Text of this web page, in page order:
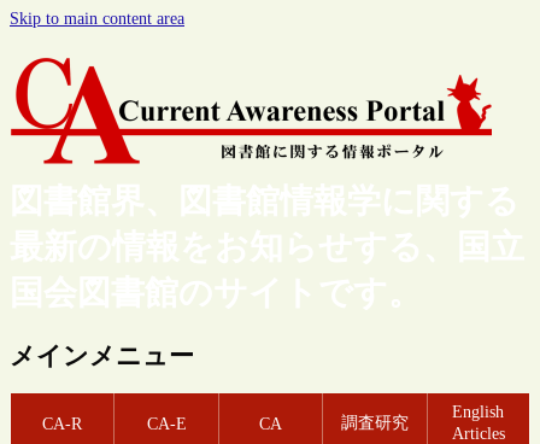
Skip to main content area
図書館界、図書館情報学に関する
最新の情報をお知らせする、国立
国会図書館のサイトです。
メインメニュー
CA-R CA-E CA 調査研究
English
Articles